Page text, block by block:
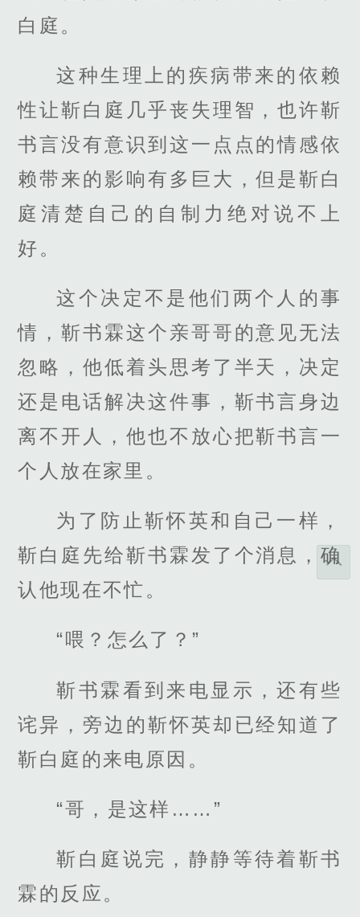
白庭。
这种生理上的疾病带来的依赖
性让靳白庭几乎丧失理智，也许靳
书言没有意识到这一点点的情感依
赖带来的影响有多巨大，但是靳白
庭清楚自己的自制力绝对说不上
好。
这个决定不是他们两个人的事
情，靳书霖这个亲哥哥的意见无法
忽略，他低着头思考了半天，决定
还是电话解决这件事，靳书言身边
离不开人，他也不放心把靳书言一
个人放在家里。
为了防止靳怀英和自己一样，
靳白庭先给靳书霖发了个消息，确
认他现在不忙。
“喂？怎么了？”
靳书霖看到来电显示，还有些
诧异，旁边的靳怀英却已经知道了
靳白庭的来电原因。
“哥，是这样……”
靳白庭说完，静静等待着靳书
霖的反应。